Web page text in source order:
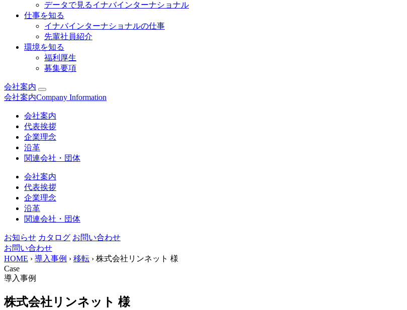
データで見るイナバインターナショナル
仕事を知る
イナバインターナショナルの仕事
先輩社員紹介
環境を知る
福利厚生
募集要項
会社案内
会社案内Company Information
会社案内
代表挨拶
企業理念
沿革
関連会社・団体
会社案内
代表挨拶
企業理念
沿革
関連会社・団体
お知らせ カタログ お問い合わせ
お問い合わせ
HOME › 導入事例 › 移転 › 株式会社リンネット 様
Case
導入事例
株式会社リンネット 様